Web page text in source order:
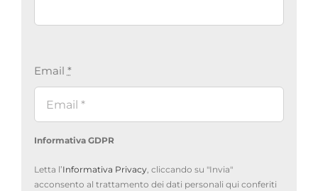
Email *
Informativa GDPR
Letta l’Informativa Privacy, cliccando su "Invia"
acconsento al trattamento dei dati personali qui conferiti